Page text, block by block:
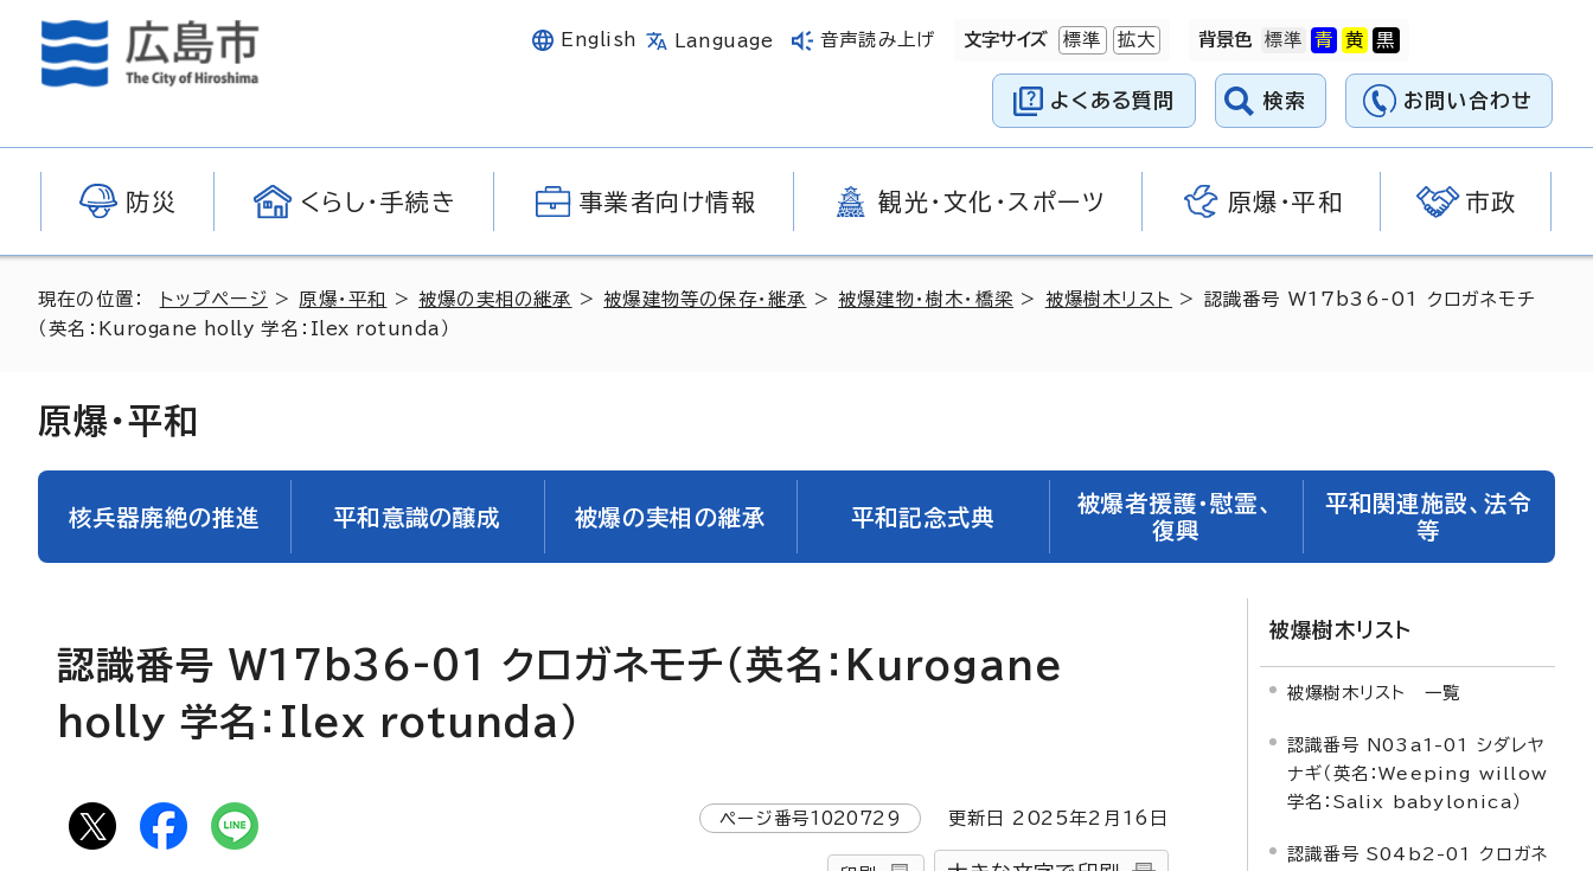
English Language 音声読み上げ 文字サイズ 標準 拡大 背景色
よくある質問 検索 お問い合わせ
防災 くらし・手続き 事業者向け情報 観光・文化・スポーツ 原爆・平和 市政
現在の位置： トップページ > 原爆・平和 >被爆の実相の継承 >被爆建物等の保存・継承 >被爆建物・樹木・橋梁 > 被爆樹木リスト > 認識番号 W17b36-01 クロガネモチ
（英名： Kurogane holly 学名： Ilex rotunda ）
原爆・平和
核兵器廃絶の推進 平和意識の醸成 被爆の実相の継承 平和記念式典
被爆者援護・慰霊、
復興
平和関連施設、法令
等
認識番号 W17b36-01 クロガネモチ（英名： Kurogane
holly 学名： Ilex rotunda ）
ページ番号1020729 更新日 2025年2月 16 日
被爆樹木リスト
被爆樹木リスト 一覧
認識番号 N03a1-01 シダレヤ
ナギ（英名：Weeping willow
学名：Salix babylonica）
認識番号 S04b2-01 クロガネ